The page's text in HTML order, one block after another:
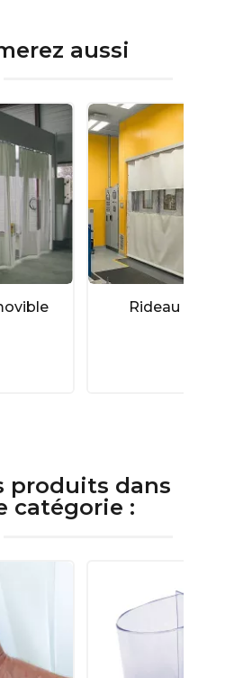
aussi
anti bruit, cloison
produits dans
catégorie :